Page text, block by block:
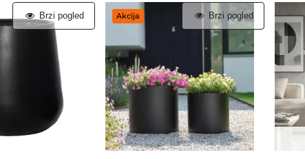
Brzi pogled Akcija Brzi pogled